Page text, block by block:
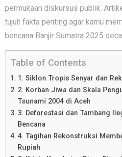
permukaan diskursus publik.
tujuh fakta penting agar kamu
bencana Banjir Sumatra 2025
Table of Contents
1. Siklon Tropis Senyar dan
2. Korban Jiwa dan Skala
Tsunami 2004 di Aceh
3. Deforestasi dan Tambang
Bencana
4. Tagihan Rekonstruksi
Rupiah